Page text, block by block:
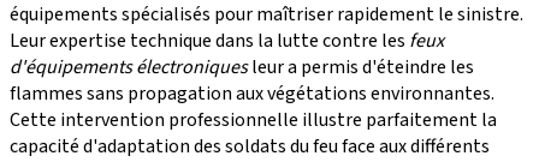
équipements spécialisés pour maîtriser rapidement le sinistre.
Leur expertise technique dans la lutte contre les feux
d'équipements électroniquesleur a permis d'éteindre les
flammes sans propagation aux végétations environnantes.
Cette intervention professionnelle illustre parfaitement la
capacité d'adaptation des soldats du feu face aux différents